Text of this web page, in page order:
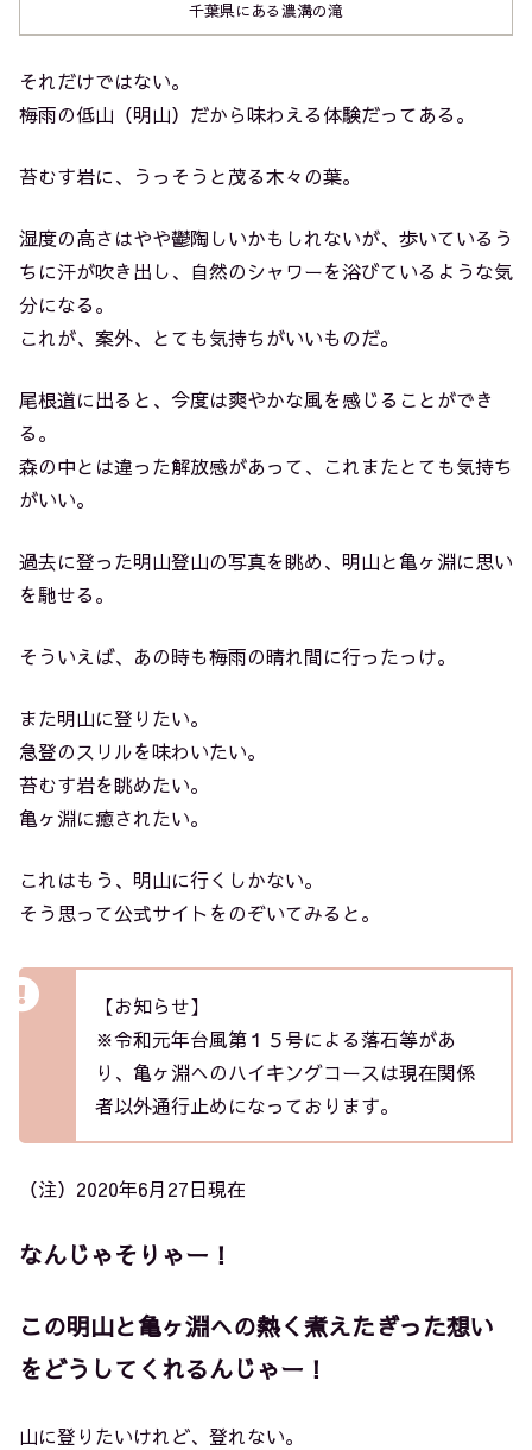
千葉県にある濃溝の滝
それだけではない。
梅雨の低山（明山）だから味わえる体験だってある。
苔むす岩に、うっそうと茂る木々の葉。
湿度の高さはやや鬱陶しいかもしれないが、歩いているう
ちに汗が吹き出し、自然のシャワーを浴びているような気
分になる。
これが、案外、とても気持ちがいいものだ。
尾根道に出ると、今度は爽やかな風を感じることができ
る。
森の中とは違った解放感があって、これまたとても気持ち
がいい。
過去に登った明山登山の写真を眺め、明山と亀ヶ淵に思い
を馳せる。
そういえば、あの時も梅雨の晴れ間に行ったっけ。
また明山に登りたい。
急登のスリルを味わいたい。
苔むす岩を眺めたい。
亀ヶ淵に癒されたい。
これはもう、明山に行くしかない。
そう思って公式サイトをのぞいてみると。
【お知らせ】
※令和元年台風第１５号による落石等があ
り、亀ヶ淵へのハイキングコースは現在関係
者以外通行止めになっております。
（注）2020年6月27日現在
なんじゃそりゃー！
この明山と亀ヶ淵への熱く煮えたぎった想い
をどうしてくれるんじゃー！
山に登りたいけれど、登れない。